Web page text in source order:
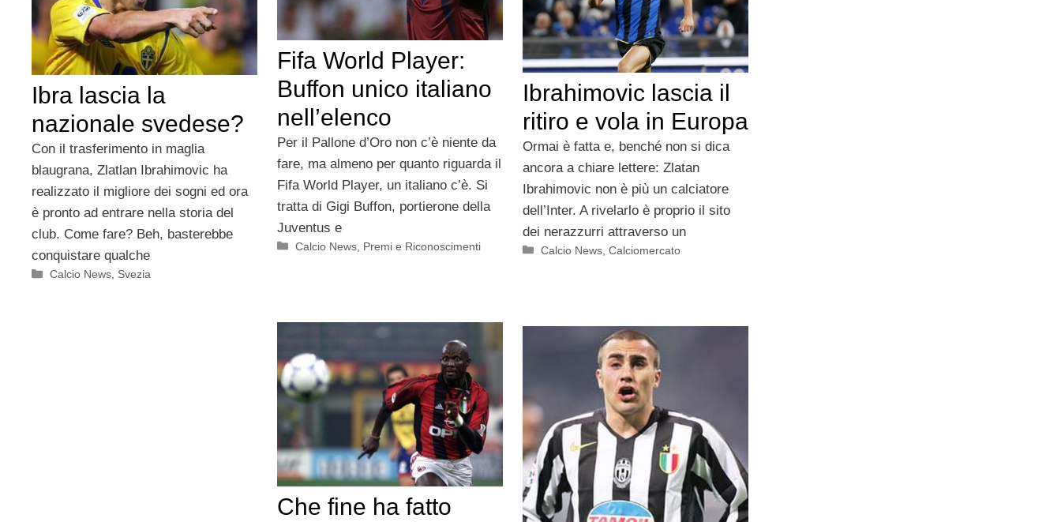
Fifa World Player:
Buffon unico italiano
nell’elenco
Per il Pallone d’Oro non c’è niente da
fare, ma almeno per quanto riguarda il
Fifa World Player, un italiano c’è. Si
tratta di Gigi Buffon, portierone della
Juventus e
Categorie
Calcio News Premi e Riconoscimenti
Ibra lascia la
nazionale svedese?
Con il trasferimento in maglia
blaugrana, Zlatlan Ibrahimovic ha
realizzato il migliore dei sogni ed ora
è pronto ad entrare nella storia del
club. Come fare? Beh, basterebbe
conquistare qualche
Categorie
Calcio News Svezia
Ibrahimovic lascia il
ritiro e vola in Europa
Ormai è fatta e, benché non si dica
ancora a chiare lettere: Zlatan
Ibrahimovic non è più un calciatore
dell’Inter. A rivelarlo è proprio il sito
dei nerazzurri attraverso un
Categorie
Calcio News ,Calciomercato
Che fine ha fatto